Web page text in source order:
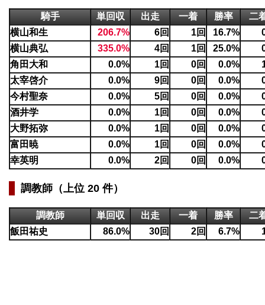
騎手 単回収 出走 一着 勝率
二
横山和生
206.7% 6回 1回 16.7%
横山典弘
335.0% 4回 1回 25.0%
角田大和
0.0% 1回 0回 0.0%
太宰啓介
0.0% 9回 0回 0.0%
今村聖奈
0.0% 5回 0回 0.0%
酒井学
0.0% 1回 0回 0.0%
大野拓弥
0.0% 1回 0回 0.0%
富田暁
0.0% 1回 0回 0.0%
幸英明
0.0% 2回 0回 0.0%
調教師（上位 20 件）
調教師 単回収 出走 一着 勝率
二
飯田祐史
86.0% 30回 2回 6.7%